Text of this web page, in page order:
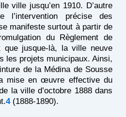
ville jusqu’en 1910. D’autre
l’intervention précise des
manifeste surtout à partir de
du Règlement de
jusque-là, la ville neuve
les projets municipaux. Ainsi,
de la Médina de Sousse
mise en œuvre effective du
la ville d’octobre 1888 dans
4(1888-1890).